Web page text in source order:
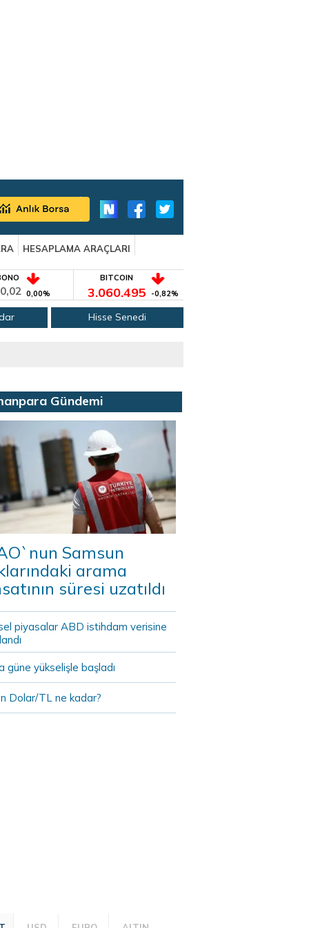
HESAPLAMA ARAÇLARI
0,00%
BITCOIN
3.060.495 -0,82%
Hisse Senedi
Gündemi
Samsun
arama
süresi uzatıldı
piyasalar ABD istihdam verisine
güne yükselişle başladı
Dolar/TL ne kadar?